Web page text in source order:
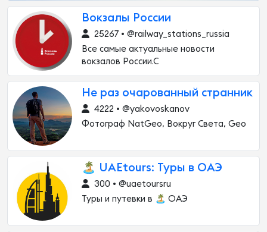
Вокзалы России
25267 • @railway_stations_russia
Все самые актуальные новости
вокзалов России.С
Не раз очарованный странник
4222 • @yakovoskanov
Фотограф NatGeo, Вокруг Света, Geo
🏝️ UAEtours: Туры в ОАЭ
300 • @uaetoursru
Туры и путевки в 🏝️ ОАЭ